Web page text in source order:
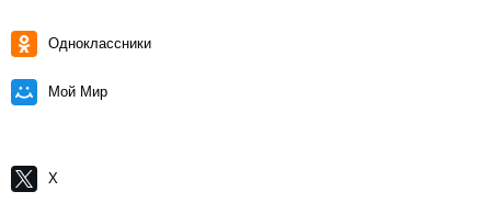
Одноклассники
Мой Мир
X